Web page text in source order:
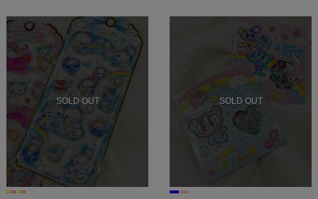
SOLD OUT SOLD OUT